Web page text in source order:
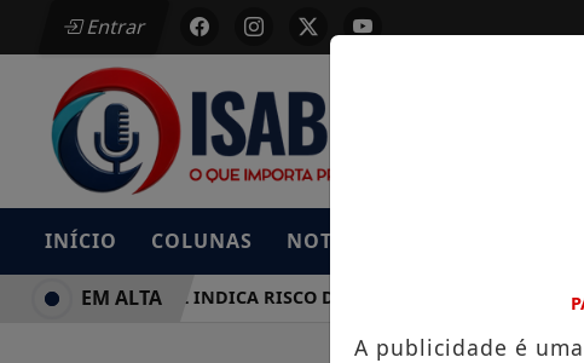
Entrar
INÍCIO COLUNAS NOTÍCIAS
DEFESA CIVIL INDICA RISCO DE TEMPORAIS EM SANTA ISABEL
EM ALTA
A publicidade é